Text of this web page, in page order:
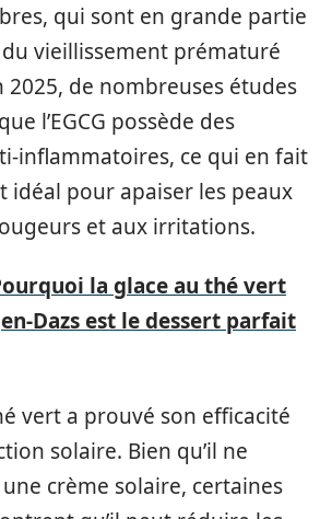
qui sont en grande partie
vieillissement prématuré
2025, de nombreuses études
l’EGCG possède des
inflammatoires, ce qui en fait
idéal pour apaiser les peaux
et aux irritations.
la glace au thé vert
Dazs est le dessert parfait
vert a prouvé son efficacité
solaire. Bien qu’il ne
crème solaire, certaines